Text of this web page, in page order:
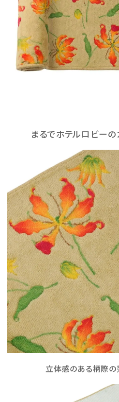
まるでホテルロビーの
立体感のある柄際